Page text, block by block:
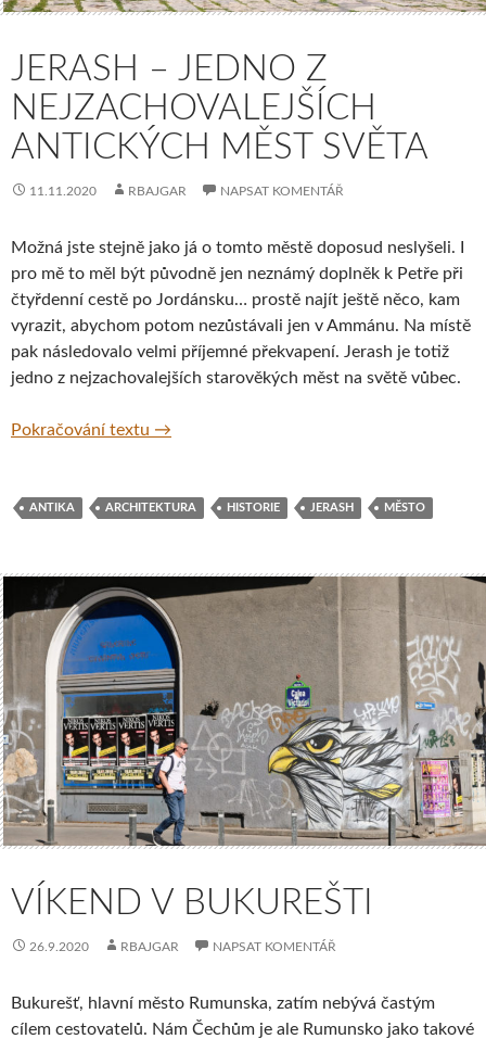
JERASH – JEDNO Z
NEJZACHOVALEJŠÍCH
ANTICKÝCH MĚST SVĚTA
11.11.2020 RBAJGAR NAPSAT KOMENTÁŘ
Možná jste stejně jako já o tomto městě doposud neslyšeli. I
pro mě to měl být původně jen neznámý doplněk k Petře při
čtyřdenní cestě po Jordánsku… prostě najít ještě něco, kam
vyrazit, abychom potom nezůstávali jen v Ammánu. Na místě
pak následovalo velmi příjemné překvapení. Jerash je totiž
jedno z nejzachovalejších starověkých měst na světě vůbec.
Pokračování textu Jerash – jedno z nejzachovalejších
→
ANTIKA ARCHITEKTURA HISTORIE JERASH MĚSTO
VÍKEND V BUKUREŠTI
26.9.2020 RBAJGAR NAPSAT KOMENTÁŘ
Bukurešť, hlavní město Rumunska, zatím nebývá častým
cílem cestovatelů. Nám Čechům je ale Rumunsko jako takové